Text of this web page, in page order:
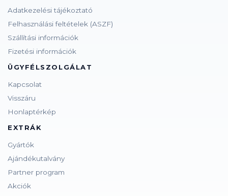
Adatkezelési tájékoztató
Felhasználási feltételek (ASZF)
Szállítási információk
Fizetési információk
ÜGYFÉLSZOLGÁLAT
Kapcsolat
Visszáru
Honlaptérkép
EXTRÁK
Gyártók
Ajándékutalvány
Partner program
Akciók